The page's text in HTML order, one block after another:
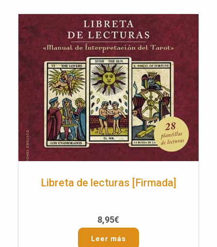
Libreta de lecturas [Firmada]
8,95€
Leer más